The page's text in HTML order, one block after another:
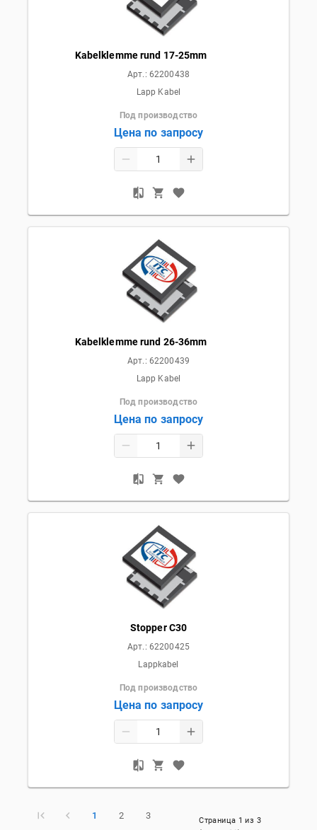
Kabelklemme rund 17-25mm
Арт.: 62200438
Lapp Kabel
Под производство
Цена по запросу
Kabelklemme rund 26-36mm
Арт.: 62200439
Lapp Kabel
Под производство
Цена по запросу
Stopper C30
Арт.: 62200425
Lappkabel
Под производство
Цена по запросу
1 2 3 Страница 1 из 3